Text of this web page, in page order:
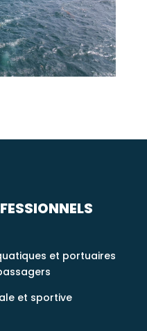
et portuaires
et sportive